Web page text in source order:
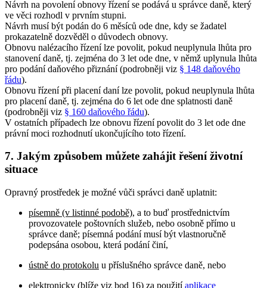
Návrh na povolení obnovy řízení se podává u správce daně, který
ve věci rozhodl v prvním stupni.
Návrh musí být podán do 6 měsíců ode dne, kdy se žadatel
prokazatelně dozvěděl o důvodech obnovy.
Obnovu nalézacího řízení lze povolit, pokud neuplynula lhůta pro
stanovení daně, tj. zejména do 3 let ode dne, v němž uplynula lhůta
pro podání daňového přiznání (podrobněji viz § 148 daňového
řádu).
Obnovu řízení při placení daní lze povolit, pokud neuplynula lhůta
pro placení daně, tj. zejména do 6 let ode dne splatnosti daně
(podrobněji viz § 160 daňového řádu).
V ostatních případech lze obnovu řízení povolit do 3 let ode dne
právní moci rozhodnutí ukončujícího toto řízení.
7. Jakým způsobem můžete zahájit řešení životní
situace
Opravný prostředek je možné vůči správci daně uplatnit:
písemně (v listinné podobě), a to buď prostřednictvím
provozovatele poštovních služeb, nebo osobně přímo u
správce daně; písemná podání musí být vlastnoručně
podepsána osobou, která podání činí,
ústně do protokolu u příslušného správce daně, nebo
elektronicky (blíže viz bod 16) za použitíaplikace